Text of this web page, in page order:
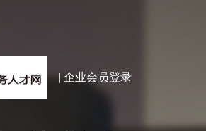
| 企业会员登录